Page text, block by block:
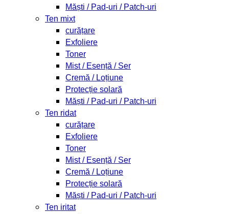
Măști / Pad-uri / Patch-uri
Ten mixt
curățare
Exfoliere
Toner
Mist / Esență / Ser
Cremă / Loțiune
Protecție solară
Măști / Pad-uri / Patch-uri
Ten ridat
curățare
Exfoliere
Toner
Mist / Esență / Ser
Cremă / Loțiune
Protecție solară
Măști / Pad-uri / Patch-uri
Ten iritat